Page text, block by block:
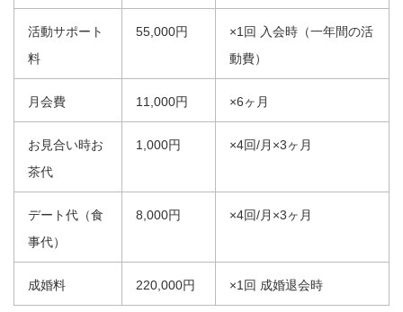
活動サポート
料
55,000円
×1回 入会時（一年間の活
動費）
月会費 11,000円 ×6ヶ月
お見合い時お
茶代
1,000円 ×4回/月×3ヶ月
デート代（食
事代）
8,000円 ×4回/月×3ヶ月
成婚料 220,000円 ×1回 成婚退会時